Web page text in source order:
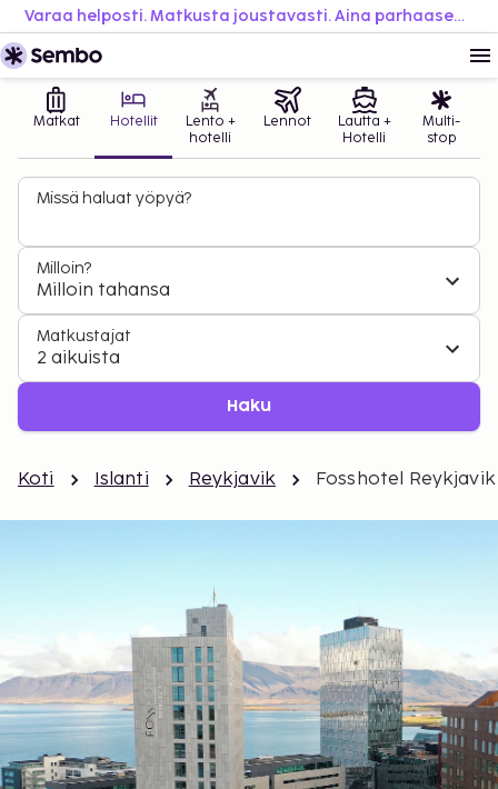
Varaa helposti. Matkusta joustavasti. Aina parhaaseen hintaan.
Matkat Hotellit
Lento +
hotelli
Lennot
Lautta +
Hotelli
Multi-
stop
Missä haluat yöpyä?
Milloin?
Milloin tahansa
Matkustajat
2 aikuista
Haku
Koti Islanti Reykjavik Fosshotel Reykjavik